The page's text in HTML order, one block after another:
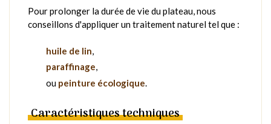
Pour prolonger la durée de vie du plateau, nous
conseillons d'appliquer un traitement naturel tel que :
huile de lin,
paraffinage,
ou peinture écologique.
Caractéristiques techniques